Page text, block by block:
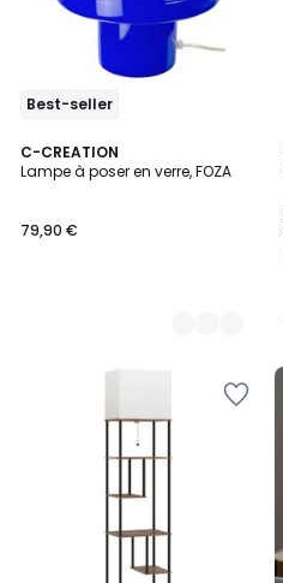
Best-seller
C-CREATION
Lampe à poser en verre, FOZA
79,90 €
8
Couleurs